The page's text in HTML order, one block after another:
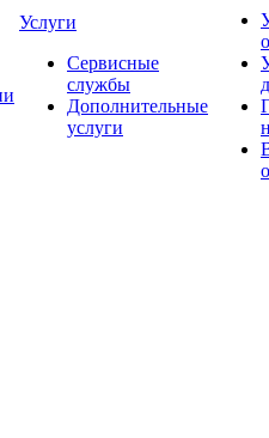
Услуги
Сервисные
службы
Дополнительные
услуги